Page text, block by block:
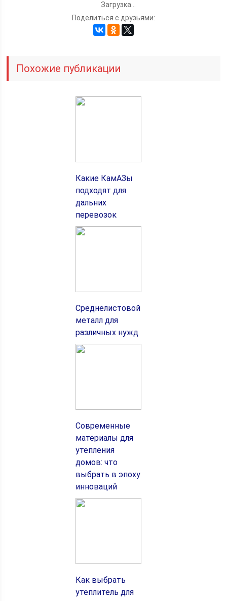
Загрузка...
Поделиться с друзьями:
Похожие публикации
Какие КамАЗы
подходят для
дальних
перевозок
Среднелистовой
металл для
различных нужд
Современные
материалы для
утепления
домов: что
выбрать в эпоху
инноваций
Как выбрать
утеплитель для